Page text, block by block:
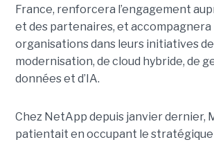
France, renforcera l’engagement
et des partenaires, et accompagnera
organisations dans leurs initiatives de
modernisation, de cloud hybride, de
données et d’IA.
Chez NetApp depuis janvier dernier,
patientait en occupant le